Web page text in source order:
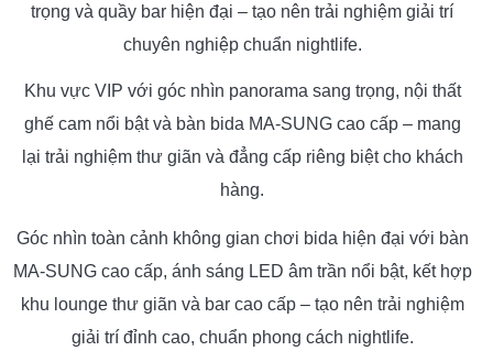
trọng và quầy bar hiện đại – tạo nên trải nghiệm giải trí
chuyên nghiệp chuẩn nightlife.
Khu vực VIP với góc nhìn panorama sang trọng, nội thất
ghế cam nổi bật và bàn bida MA-SUNG cao cấp – mang
lại trải nghiệm thư giãn và đẳng cấp riêng biệt cho khách
hàng.
Góc nhìn toàn cảnh không gian chơi bida hiện đại với bàn
MA-SUNG cao cấp, ánh sáng LED âm trần nổi bật, kết hợp
khu lounge thư giãn và bar cao cấp – tạo nên trải nghiệm
giải trí đỉnh cao, chuẩn phong cách nightlife.